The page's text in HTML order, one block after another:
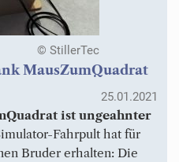
© StillerTec
MausZumQuadrat
25.01.2021
ist ungeahnter
Fahrpult hat für
Bruder erhalten: Die